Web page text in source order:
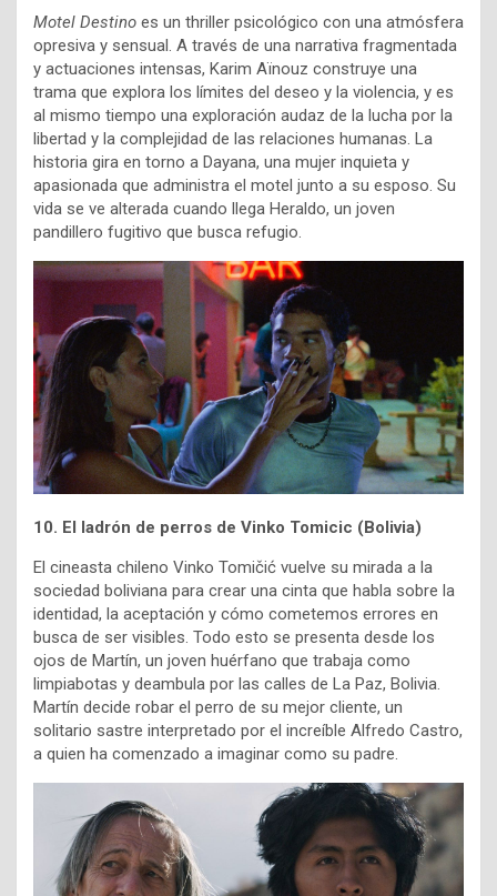
Motel Destino es un thriller psicológico con una atmósfera
opresiva y sensual. A través de una narrativa fragmentada
y actuaciones intensas, Karim Aïnouz construye una
trama que explora los límites del deseo y la violencia, y es
al mismo tiempo una exploración audaz de la lucha por la
libertad y la complejidad de las relaciones humanas. La
historia gira en torno a Dayana, una mujer inquieta y
apasionada que administra el motel junto a su esposo. Su
vida se ve alterada cuando llega Heraldo, un joven
pandillero fugitivo que busca refugio.
10. El ladrón de perros de Vinko Tomicic (Bolivia)
El cineasta chileno Vinko Tomičić vuelve su mirada a la
sociedad boliviana para crear una cinta que habla sobre la
identidad, la aceptación y cómo cometemos errores en
busca de ser visibles. Todo esto se presenta desde los
ojos de Martín, un joven huérfano que trabaja como
limpiabotas y deambula por las calles de La Paz, Bolivia.
Martín decide robar el perro de su mejor cliente, un
solitario sastre interpretado por el increíble Alfredo Castro,
a quien ha comenzado a imaginar como su padre.